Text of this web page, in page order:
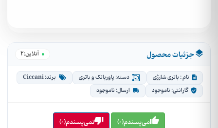
جزئیات محصول آنلاین:2
نام : باتری شارژی دسته: پاوربانک و باتری
برند: Ciccani
گارانتی: ناموجود
ارسال: ناموجود
می‌پسندم(0) نمی‌پسندم(0)